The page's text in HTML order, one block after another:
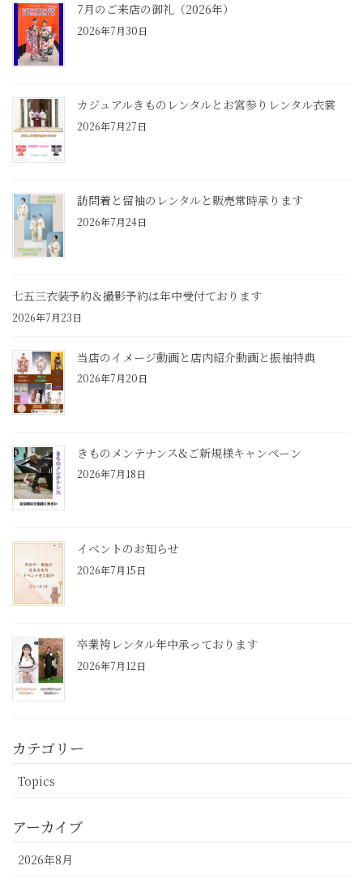
7月のご来店の御礼（2026年）
2026年7月30日
カジュアルきものレンタルとお宮参りレンタル衣裳
2026年7月27日
訪問着と留袖のレンタルと販売常時承ります
2026年7月24日
七五三衣装予約＆撮影予約は年中受付ております
2026年7月23日
当店のイメージ動画と店内紹介動画と振袖特典
2026年7月20日
きものメンテナンス&ご新規様キャンペーン
2026年7月18日
イベントのお知らせ
2026年7月15日
卒業袴レンタル年中承っております
2026年7月12日
カテゴリー
Topics
アーカイブ
2026年8月